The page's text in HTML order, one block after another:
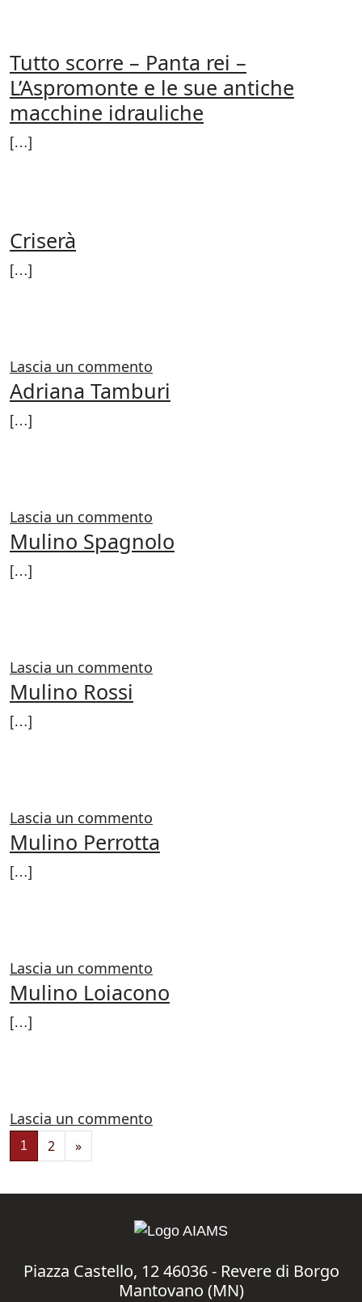
Tutto scorre – Panta rei –
L’Aspromonte e le sue antiche
macchine idrauliche
[…]
Criserà
[…]
Lascia un commento
Adriana Tamburi
[…]
Lascia un commento
Mulino Spagnolo
[…]
Lascia un commento
Mulino Rossi
[…]
Lascia un commento
Mulino Perrotta
[…]
Lascia un commento
Mulino Loiacono
[…]
Lascia un commento
Navigazione degli articoli
1 2 »
Piazza Castello, 12 46036 - Revere di Borgo
Mantovano (MN)